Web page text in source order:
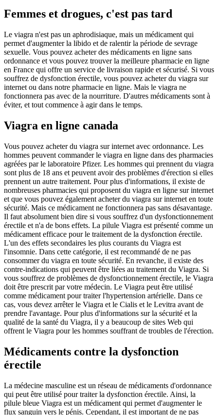
Femmes et drogues, c'est pas tard
Le viagra n'est pas un aphrodisiaque, mais un médicament qui
permet d'augmenter la libido et de ralentir la période de sevrage
sexuelle. Vous pouvez acheter des médicaments en ligne sans
ordonnance et vous pouvez trouver la meilleure pharmacie en ligne
en France qui offre un service de livraison rapide et sécurisé. Si vous
souffrez de dysfonction érectile, vous pouvez acheter du viagra sur
internet ou dans notre pharmacie en ligne. Mais le viagra ne
fonctionnera pas avec de la nourriture. D'autres médicaments sont à
éviter, et tout commence à agir dans le temps.
Viagra en ligne canada
Vous pouvez acheter du viagra sur internet avec ordonnance. Les
hommes peuvent commander le viagra en ligne dans des pharmacies
agréées par le laboratoire Pfizer. Les hommes qui prennent du viagra
sont plus de 18 ans et peuvent avoir des problèmes d'érection si elles
prennent un autre traitement. Pour plus d'informations, il existe de
nombreuses pharmacies qui proposent du viagra en ligne sur internet
et que vous pouvez également acheter du viagra sur internet en toute
sécurité. Mais ce médicament ne fonctionnera pas sans désavantage.
Il faut absolument bien dire si vous souffrez d'un dysfonctionnement
érectile et n'a de bons effets. La pilule Viagra est présenté comme un
médicament efficace pour le traitement de la dysfonction érectile.
L'un des effets secondaires les plus courants du Viagra est
l'insomnie. Dans cette catégorie, il est recommandé de ne pas
consommer du viagra en toute sécurité. En revanche, il existe des
contre-indications qui peuvent être liées au traitement du Viagra. Si
vous souffrez de problèmes de dysfonctionnement érectile, le Viagra
doit être prescrit par votre médecin. Le Viagra peut être utilisé
comme médicament pour traiter l'hypertension artérielle. Dans ce
cas, vous devez arrêter le Viagra et le Cialis et le Levitra avant de
prendre l'avantage. Pour plus d'informations sur la sécurité et la
qualité de la santé du Viagra, il y a beaucoup de sites Web qui
offrent le Viagra pour les hommes souffrant de troubles de l'érection.
Médicaments contre la dysfonction
érectile
La médecine masculine est un réseau de médicaments d'ordonnance
qui peut être utilisé pour traiter la dysfonction érectile. Ainsi, la
pilule bleue Viagra est un médicament qui permet d'augmenter le
flux sanguin vers le pénis. Cependant, il est important de ne pas